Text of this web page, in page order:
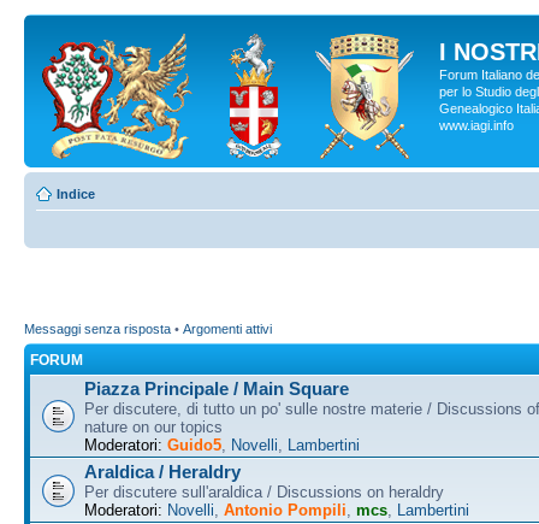
I
Forum Italiano
per lo Studio
Genealogico
www.iagi.info
Indice
Messaggi senza risposta • Argomenti attivi
FORUM
Piazza Principale / Main Square
Per discutere, di tutto un po' sulle nostre materie / Discussions
nature on our topics
Moderatori: Guido5 Novelli Lambertini
Araldica / Heraldry
Per discutere sull'araldica / Discussions on heraldry
Moderatori: Novelli Antonio Pompili mcs Lambertini